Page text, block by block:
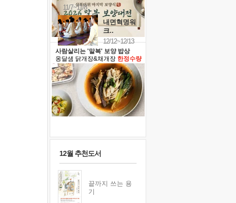
11/7~11/8
내면혁명워
크..
12/12~12/13
사람살리는 '말복' 보양 밥상
옹달샘 닭개장&채개장 한정수량
12월 추천도서
끝까지 쓰는 용
기